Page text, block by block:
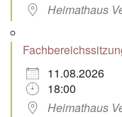
Heimathaus
11.08.2026
18:00
Heimathaus